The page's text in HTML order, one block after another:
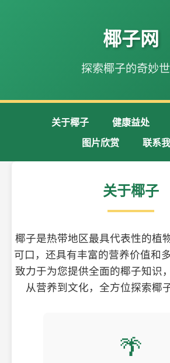
椰子网
探索椰子的奇妙
关于椰子 健康益处
图片欣赏
联系
关于椰子
椰子是热带地区最具代表性的植
可口，还具有丰富的营养价值和
致力于为您提供全面的椰子知识
从营养到文化，全方位探索椰
🌴